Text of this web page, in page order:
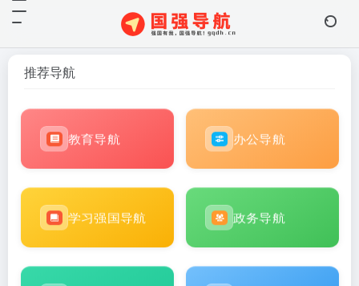
推荐导航
教育导航 办公导航
学习强国导航 政务导航